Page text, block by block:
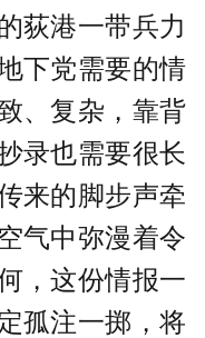
荻港一带兵力
下党需要的情
、复杂，靠背
录也需要很长
来的脚步声牵
气中弥漫着令
，这份情报一
孤注一掷，将